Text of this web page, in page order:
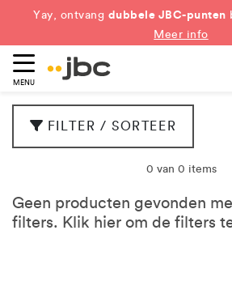
Yay, ontvang dubbele JBC-punten
Meer info
MENU
FILTER / SORTEER
0 van 0 items
Geen producten gevonden
filters. Klik hier om de filters